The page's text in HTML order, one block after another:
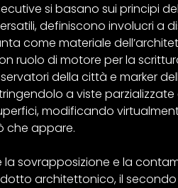
si basano sui principi
definiscono involucri a
come materiale
ruolo di motore per la
della città e marker
a viste
modificando
che appare.
la sovrapposizione e la
architettonico, il